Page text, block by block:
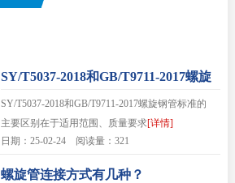
‌SY/T5037-2018和GB/T9711-2017螺旋
钢管标准的主要区别
‌SY/T5037-2018和GB/T9711-2017螺旋钢管标准的
主要区别在于适用范围、质量要求[详情]
日期：25-02-24 阅读量：321
螺旋管连接方式有几种？